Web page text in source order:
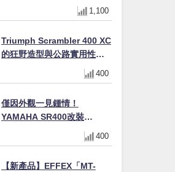
Gear低座高座墊×低座高連桿
×腳踏著地感大幅改善，越野
1,100
Triumph Scrambler 400 XC
的狂野造型與公路實用性的
400
僅因外觀一見鍾情！
YAMAHA SR400改裝
Tracker風格｜ 女車主的機車
人生蛻變記
400
【新產品】EFFEX「MT-